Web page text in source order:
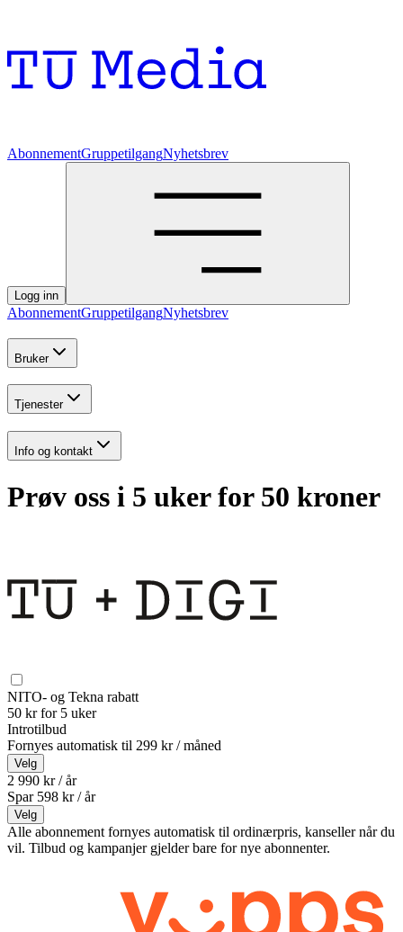
AbonnementGruppetilgangNyhetsbrev
Logg inn
AbonnementGruppetilgangNyhetsbrev
Bruker
Tjenester
Info og kontakt
Prøv oss i 5 uker for 50 kroner
NITO- og Tekna rabatt
50 kr for 5 uker
Introtilbud
Fornyes automatisk til 299 kr / måned
Velg
2 990 kr / år
Spar 598 kr /år
Velg
Alle abonnement fornyes automatisk til ordinærpris, kanseller når du
vil. Tilbud og kampanjer gjelder bare for nye abonnenter.